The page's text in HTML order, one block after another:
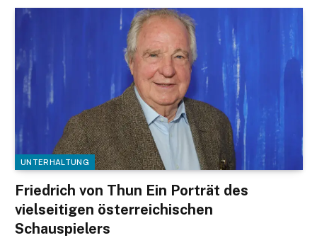
UNTERHALTUNG
Friedrich von Thun Ein Porträt des
vielseitigen österreichischen
Schauspielers